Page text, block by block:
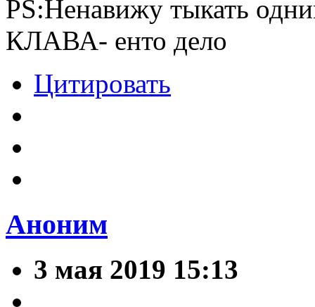
PS:Ненавижу тыкать
КЛАВА- енто дело
Цитировать
Аноним
3 мая 2019 15:13